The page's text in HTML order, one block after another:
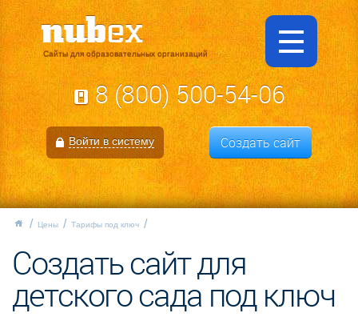
Сайты для образовательных организаций
8 (800) 500-54-06
Войти в систему Создать сайт
Цены Тарифы под ключ
Создать сайт для
детского сада под ключ